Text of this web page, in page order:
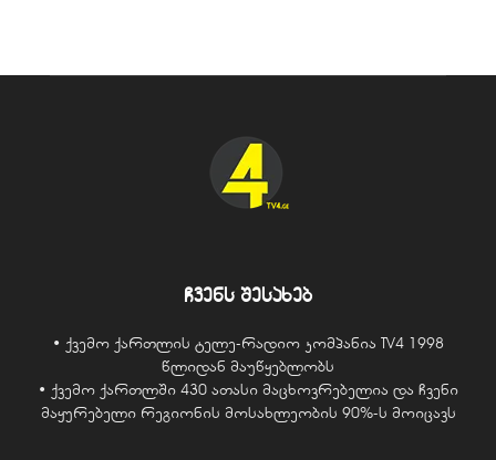
ჩვენს შესახებ
• ქვემო ქართლის ტელე-რადიო კომპანია TV4 1998
წლიდან მაუწყებლობს
• ქვემო ქართლში 430 ათასი მაცხოვრებელია და ჩვენი
მაყურებელი რეგიონის მოსახლეობის 90%-ს მოიცავს